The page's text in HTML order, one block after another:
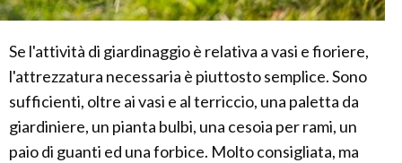
Se l'attività di giardinaggio è relativa a vasi e fioriere,
l'attrezzatura necessaria è piuttosto semplice. Sono
sufficienti, oltre ai vasi e al terriccio, una paletta da
giardiniere, un pianta bulbi, una cesoia per rami, un
paio di guanti ed una forbice. Molto consigliata, ma